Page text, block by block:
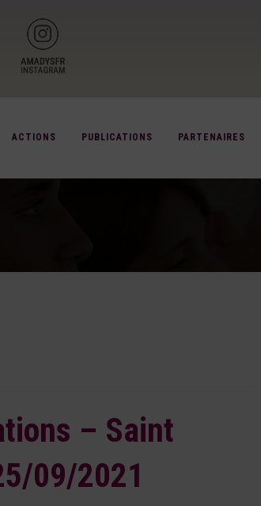
ACTIONS PUBLICATIONS PARTENAIRES
– Saint
09/2021